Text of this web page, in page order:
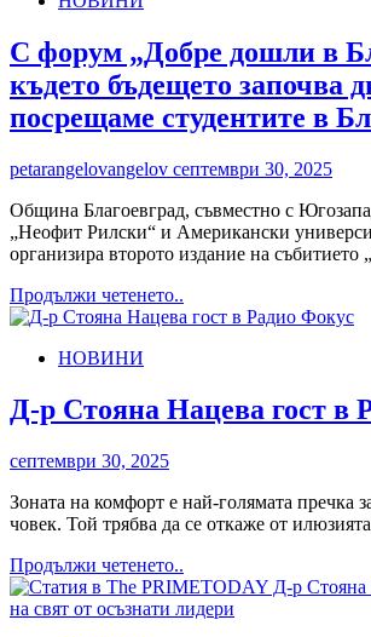
С форум „Добре дошли в
където бъдещето започва
посрещаме студентите в
petarangelovangelov септември 30, 2025
Община Благоевград, съвместно с
„Неофит Рилски“ и Американски
организира второто издание на
Продължи четенето..
more
„Добре
дошли
бъдещето
започва
посрещаме
студентите
в
НОВИНИ
Д-р Стояна Нацева гост в
септември 30, 2025
Зоната на комфорт е най-голямата пречка
човек. Той трябва да се откаже от
Продължи четенето..
more
about